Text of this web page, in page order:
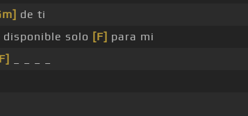
de ti
disponible solo [F] para mi